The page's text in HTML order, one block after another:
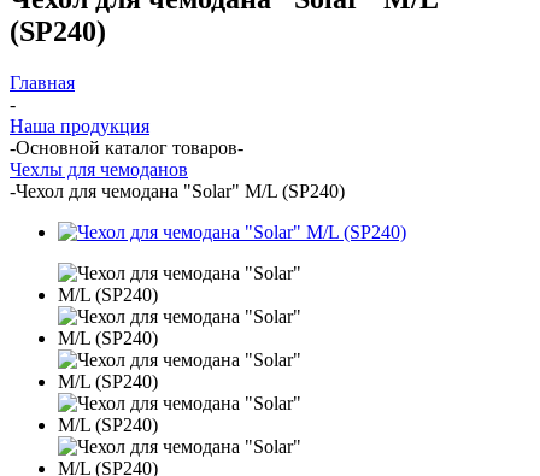
(SP240)
Главная
-
Наша продукция
-Основной каталог товаров-
Чехлы для чемоданов
-Чехол для чемодана "Solar" M/L (SP240)